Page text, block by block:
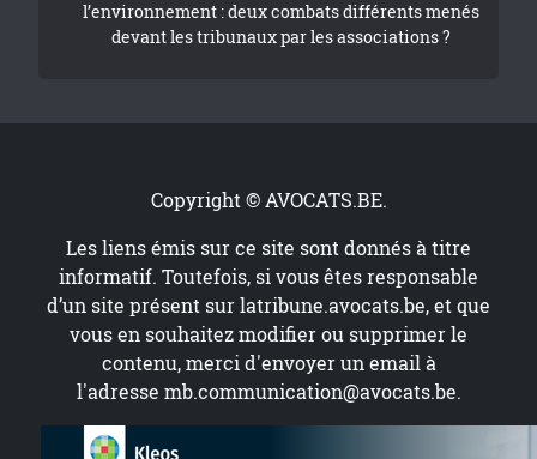
l’environnement : deux combats différents menés
devant les tribunaux par les associations ?
Copyright © AVOCATS.BE.
Les liens émis sur ce site sont donnés à titre
informatif. Toutefois, si vous êtes responsable
d’un site présent surlatribune.avocats.be, et que
vous en souhaitez modifier ou supprimer le
contenu, merci d'envoyer un email à
l'adresse mb.communication@avocats.be.